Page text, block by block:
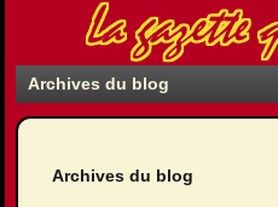
La gazette
Archives du blog
Archives du blog